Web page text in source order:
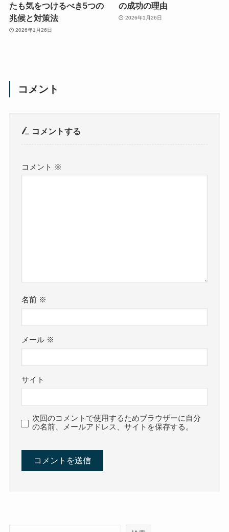
たも気をつけるべき5つの
兆候と対策法
2026年1月26日
の成功の理由
2026年1月26日
コメント
コメントする
コメント ※
名前 ※
メール ※
サイト
次回のコメントで使用するためブラウザーに自分
の名前、メールアドレス、サイトを保存する。